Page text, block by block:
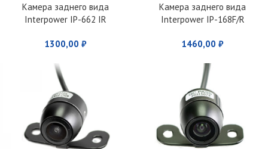
Камера заднего вида
Interpower IP-662 IR
1300,00 ₽
Камера заднего вида
Interpower IP-168F/R
1460,00 ₽